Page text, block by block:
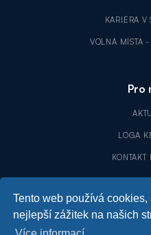
Tento web používá
nejlepší zážitek na našich
KARIÉRA V
VOLNÁ MÍSTA -
Pro
LOGA